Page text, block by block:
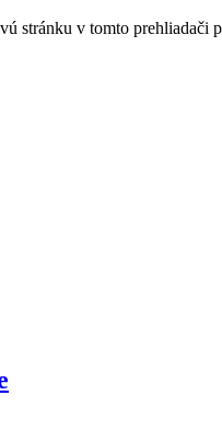
stránku v tomto prehliadači